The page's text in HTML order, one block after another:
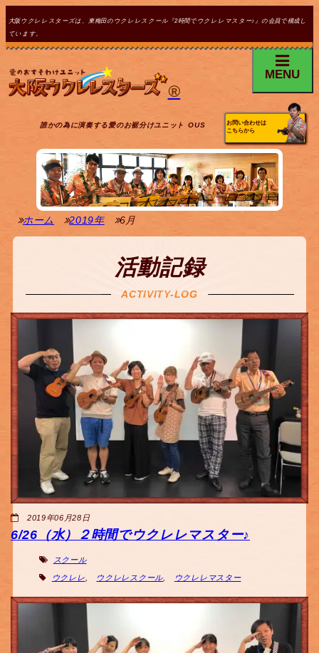
大阪ウクレレスターズは、東梅田のウクレレスクール『2時間でウクレレマスター♪』の会員で構成し
ています。
®
MENU
誰かの為に演奏する愛のお裾分けユニット OUS
お問い合わせは
こちらから
ホーム 2019年 6月
活動記録
ACTIVITY-LOG
2019年06月28日
6/26（水）２時間でウクレレマスター♪
スクール
ウクレレ ウクレレスクール, ウクレレマスター